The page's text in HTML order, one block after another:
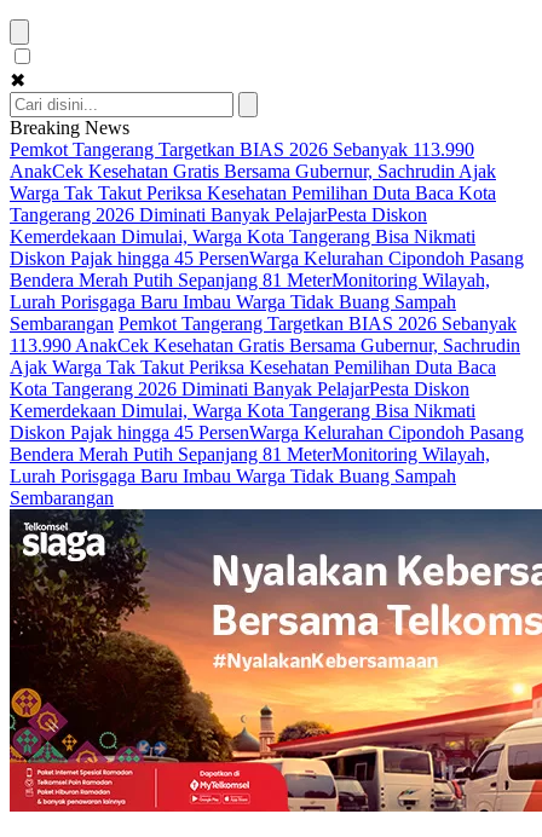
✖
Breaking News
Pemkot Tangerang Targetkan BIAS 2026 Sebanyak 113.990
AnakCek Kesehatan Gratis Bersama Gubernur, Sachrudin Ajak
Warga Tak Takut Periksa Kesehatan Pemilihan Duta Baca Kota
Tangerang 2026 Diminati Banyak PelajarPesta Diskon
Kemerdekaan Dimulai, Warga Kota Tangerang Bisa Nikmati
Diskon Pajak hingga 45 PersenWarga Kelurahan Cipondoh Pasang
Bendera Merah Putih Sepanjang 81 MeterMonitoring Wilayah,
Lurah Porisgaga Baru Imbau Warga Tidak Buang Sampah
Sembarangan Pemkot Tangerang Targetkan BIAS 2026 Sebanyak
113.990 AnakCek Kesehatan Gratis Bersama Gubernur, Sachrudin
Ajak Warga Tak Takut Periksa Kesehatan Pemilihan Duta Baca
Kota Tangerang 2026 Diminati Banyak PelajarPesta Diskon
Kemerdekaan Dimulai, Warga Kota Tangerang Bisa Nikmati
Diskon Pajak hingga 45 PersenWarga Kelurahan Cipondoh Pasang
Bendera Merah Putih Sepanjang 81 MeterMonitoring Wilayah,
Lurah Porisgaga Baru Imbau Warga Tidak Buang Sampah
Sembarangan